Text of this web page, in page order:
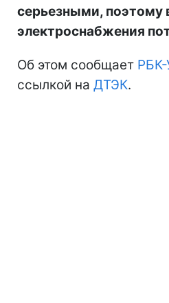
серьезными, поэтому
электроснабжения
Об этом сообщает РБК-
ссылкой на ДТЭК.